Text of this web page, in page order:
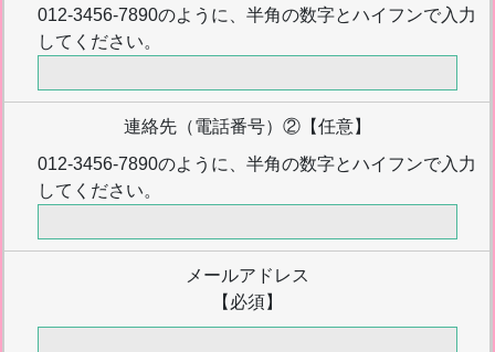
012-3456-7890のように、半角の数字とハイフンで入力
してください。
連絡先（電話番号）②【任意】
012-3456-7890のように、半角の数字とハイフンで入力
してください。
メールアドレス
【必須】